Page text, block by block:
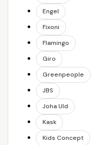
Engel
Fixoni
Flamingo
Giro
Greenpeople
JBS
Joha Uld
Kask
Kids Concept